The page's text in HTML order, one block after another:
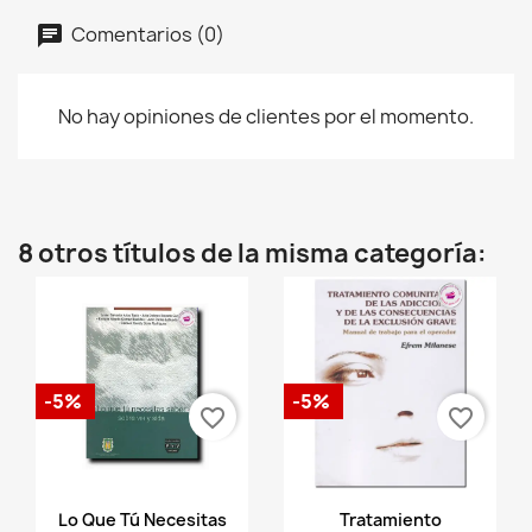
Comentarios (0)
No hay opiniones de clientes por el momento.
8 otros títulos de la misma categoría:
Vista rápida
Lo Que Tú Necesitas
-5%
favorite_border
Vista rápida
Tratamiento
-5%
favorite_border